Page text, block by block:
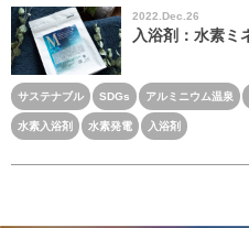
2022.Dec.26
入浴剤：水素ミ
サステナブル SDGs アルミニウム温泉
水素入浴剤 水素発電 入浴剤